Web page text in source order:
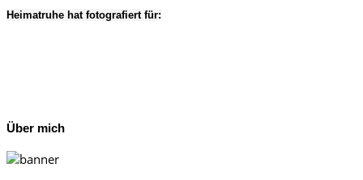
Heimatruhe hat fotografiert für:
Über mich